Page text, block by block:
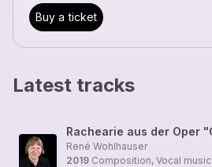
Buy a ticket
Latest tracks
René Wohlhauser
2019 Composition, Vocal music